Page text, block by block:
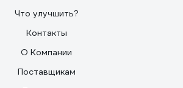
Что улучшить?
Контакты
О Компании
Поставщикам